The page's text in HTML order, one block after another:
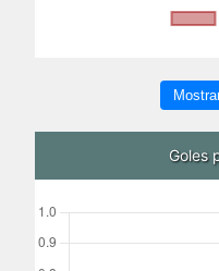
Goles